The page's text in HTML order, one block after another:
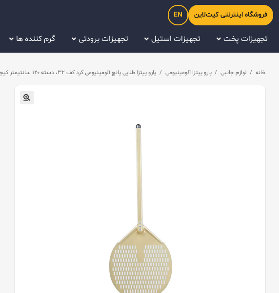
فروشگاه اینترنتی کیت‌لاین EN
تجهیزات پخت تجهیزات استیل تجهیزات برودتی گرم کننده ها
خانه / لوازم جانبی / پارو پیتزا آلومینیومی / پارو پیتزا طلایی پانچ آلومینیومی گرد کف ۳۲، دسته ۱۲۰ سانتیمتر کیچن تک